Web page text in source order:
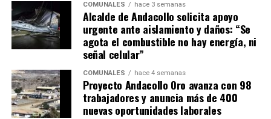
COMUNALES hace 3 semanas
Alcalde de Andacollo solicita apoyo
urgente ante aislamiento y daños: “Se
agota el combustible no hay energía, ni
señal celular”
COMUNALES hace 4 semanas
Proyecto Andacollo Oro avanza con 98
trabajadores y anuncia más de 400
nuevas oportunidades laborales